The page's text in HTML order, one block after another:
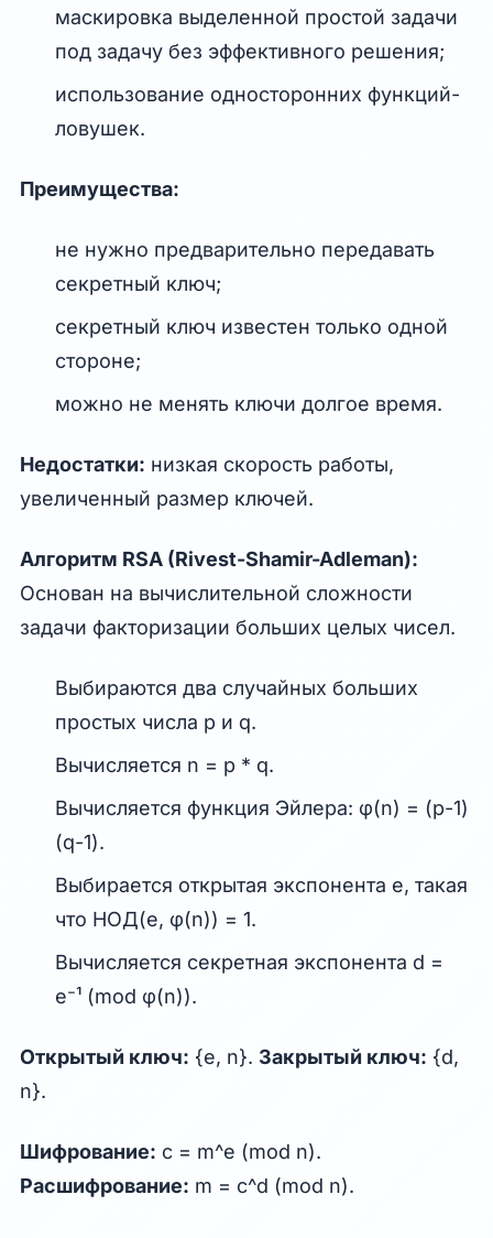
маскировка выделенной простой задачи
под задачу без эффективного решения;
использование односторонних функций-
ловушек.
Преимущества:
не нужно предварительно передавать
секретный ключ;
секретный ключ известен только одной
стороне;
можно не менять ключи долгое время.
Недостатки: низкая скорость работы,
увеличенный размер ключей.
Алгоритм RSA (Rivest-Shamir-Adleman):
Основан на вычислительной сложности
задачи факторизации больших целых чисел.
Выбираются два случайных больших
простых числа p и q.
Вычисляется n = p * q.
Вычисляется функция Эйлера: φ(n) = (p-1)
(q-1).
Выбирается открытая экспонента e, такая
что НОД(e, φ(n)) = 1.
Вычисляется секретная экспонента d =
e⁻¹ (mod φ(n)).
Открытый ключ: {e, n}. Закрытый ключ: {d,
n}.
Шифрование: c = m^e (mod n).
Расшифрование: m = c^d (mod n).